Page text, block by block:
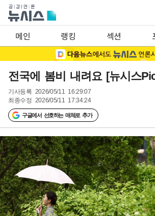
메인 랭킹 섹션
전국에 봄비 내려요 [뉴시스
기사등록 2026/05/11 16:29:07
최종수정 2026/05/11 17:34:24
구글에서 선호하는 매체로 추가